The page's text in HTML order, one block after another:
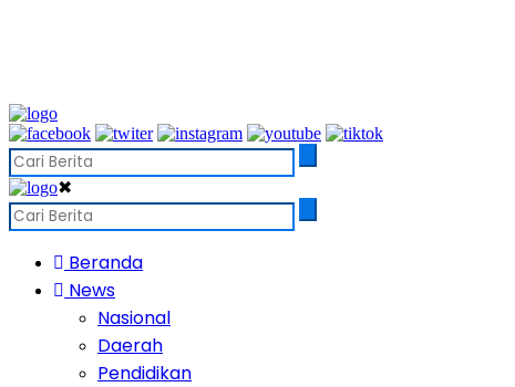
✖
Beranda
News
Nasional
Daerah
Pendidikan